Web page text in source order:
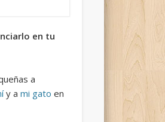
en tu
a
y a mi gato en